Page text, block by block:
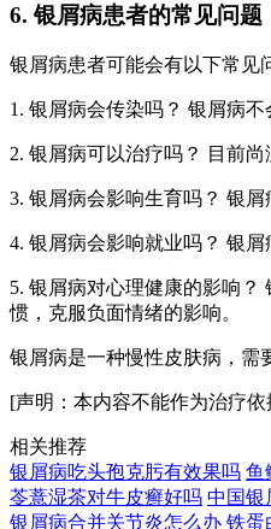
6. 银屑病患者的常见问题
银屑病患者可能会有以下常见
1. 银屑病会传染吗？ 银屑病
2. 银屑病可以治疗吗？ 目前
3. 银屑病会影响生育吗？ 银
4. 银屑病会影响就业吗？ 银
5. 银屑病对心理健康的影响
惯，克服负面情绪的影响。
银屑病是一种慢性皮肤病，需
[声明：本内容不能作为治疗
相关推荐
银屑病吃头孢克肟有效果吗 鱼
苓薏湿茶对牛皮癣好吗 中国银
银屑病合并关节炎怎么办 铁蛋